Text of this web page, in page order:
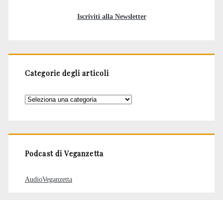
Iscriviti alla Newsletter
Categorie degli articoli
Categorie
Podcast di Veganzetta
AudioVeganzetta